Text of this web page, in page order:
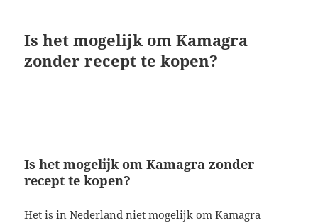
Is het mogelijk om Kamagra
zonder recept te kopen?
Is het mogelijk om Kamagra zonder
recept te kopen?
Het is in Nederland niet mogelijk om Kamagra